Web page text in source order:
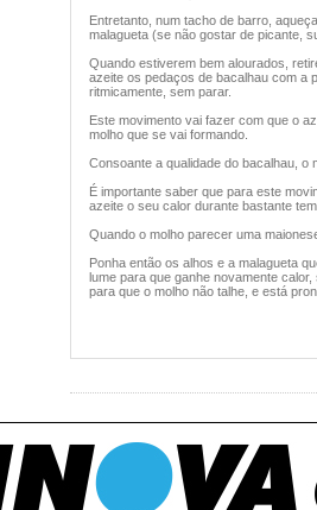
Entretanto, num tacho de barro,
malagueta (se não gostar de picante,
Quando estiverem bem alourados,
azeite os pedaços de bacalhau com a
ritmicamente, sem parar.
Este movimento vai fazer com que o
molho que se vai formando.
Consoante a qualidade do bacalhau, o
É importante saber que para este
azeite o seu calor durante bastante
Quando o molho parecer uma
Ponha então os alhos e a malagueta
lume para que ganhe novamente
para que o molho não talhe, e está